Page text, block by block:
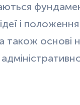
і
також основі